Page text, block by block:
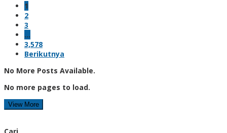
1
2
3
…
3,578
Berikutnya
No More Posts Available.
No more pages to load.
View More